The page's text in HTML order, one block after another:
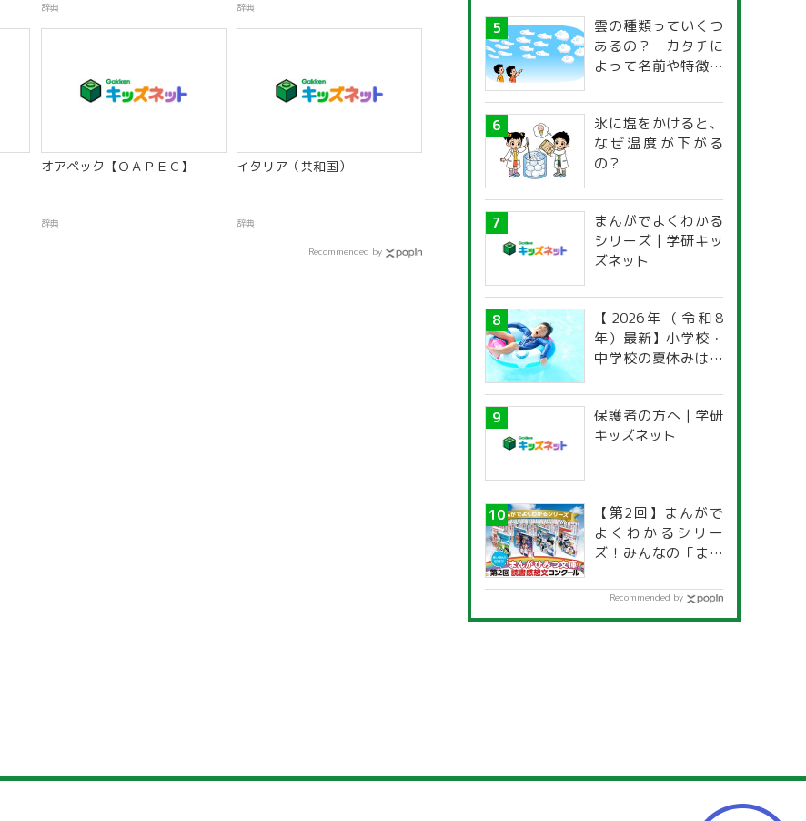
辞典 辞典
オアペック【ＯＡＰＥＣ】
辞典
イタリア（共和国）
辞典
Recommended by
雲の種類っていくつ
あるの？ カタチに
よって名前や特徴が
氷に塩をかけると、
なぜ温度が下がる
の？
まんがでよくわかる
シリーズ | 学研キッ
ズネット
【2026年（令和8
年）最新】小学校・
中学校の夏休みはい
道府県別「夏季休暇
一覧」
保護者の方へ | 学研
キッズネット
【第2回】まんがで
よくわかるシリー
ズ！みんなの「まん
感想文コンクール
Recommended by